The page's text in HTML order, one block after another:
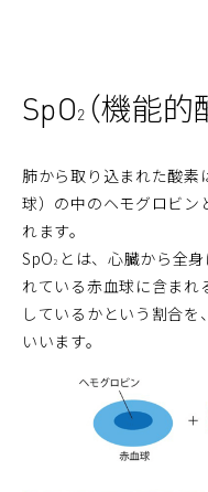
SpO2 （機能
肺から取り込まれた酸素
球）の中のヘモグロビン
れます。
SpO2 とは、心臓から全
れている赤血球に含ま
しているかという割合
いいます。